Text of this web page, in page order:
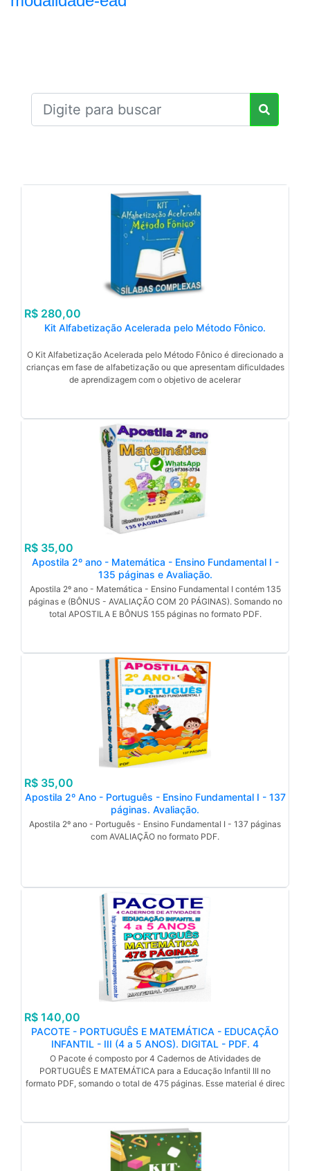
R$ 280,00
Kit Alfabetização Acelerada pelo Método Fônico.
O Kit Alfabetização Acelerada pelo Método Fônico é direcionado a
crianças em fase de alfabetização ou que apresentam dificuldades
de aprendizagem com o objetivo de acelerar
R$ 35,00
Apostila 2º ano - Matemática - Ensino Fundamental I -
135 páginas e Avaliação.
Apostila 2º ano - Matemática - Ensino Fundamental I contém 135
páginas e (BÔNUS - AVALIAÇÃO COM 20 PÁGINAS). Somando no
total APOSTILA E BÔNUS 155 páginas no formato PDF.
R$ 35,00
Apostila 2º Ano - Português - Ensino Fundamental I - 137
páginas. Avaliação.
Apostila 2º ano - Português - Ensino Fundamental I - 137 páginas
com AVALIAÇÃO no formato PDF.
R$ 140,00
PACOTE - PORTUGUÊS E MATEMÁTICA - EDUCAÇÃO
INFANTIL - III (4 a 5 ANOS). DIGITAL - PDF. 4
CADERNOS DE ATIVIDADES SOMANDO 475 PÁGINAS.
O Pacote é composto por 4 Cadernos de Atividades de
PORTUGUÊS E MATEMÁTICA para a Educação Infantil III no
formato PDF, somando o total de 475 páginas. Esse material é direc